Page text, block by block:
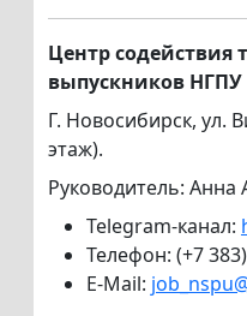
Центр содействия
выпускников НГПУ
Г. Новосибирск, ул.
этаж).
Руководитель: Анна
Telegram-канал:
Телефон: (+7
E-Mail: